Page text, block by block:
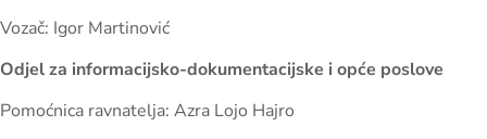
Vozač: Igor Martinović
Odjel za informacijsko-dokumentacijske i opće poslove
Pomoćnica ravnatelja: Azra Lojo Hajro